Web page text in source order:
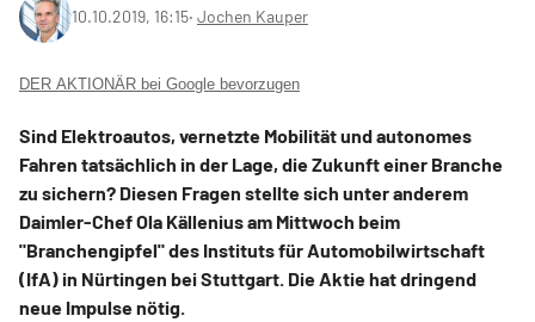
10.10.2019, 16:15‧ Jochen Kauper
DER AKTIONÄR bei Google bevorzugen
Sind Elektroautos, vernetzte Mobilität und autonomes
Fahren tatsächlich in der Lage, die Zukunft einer Branche
zu sichern? Diesen Fragen stellte sich unter anderem
Daimler-Chef Ola Källenius am Mittwoch beim
"Branchengipfel" des Instituts für Automobilwirtschaft
(IfA) in Nürtingen bei Stuttgart. Die Aktie hat dringend
neue Impulse nötig.